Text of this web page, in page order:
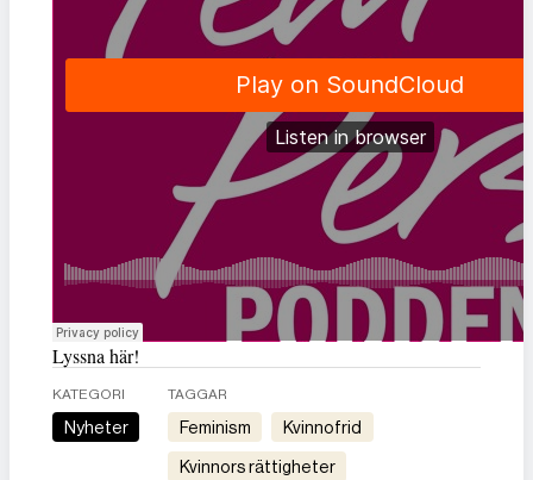
Lyssna här!
KATEGORI
Nyheter
TAGGAR
feminism kvinnofrid
kvinnors rättigheter